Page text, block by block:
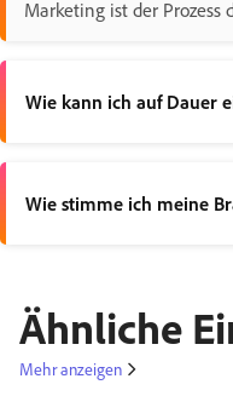
Marketing ist der
Wie kann ich auf Dauer
Wie stimme ich meine
Lege dann die
Schließlich solltest du
Ähnliche
Mehr anzeigen